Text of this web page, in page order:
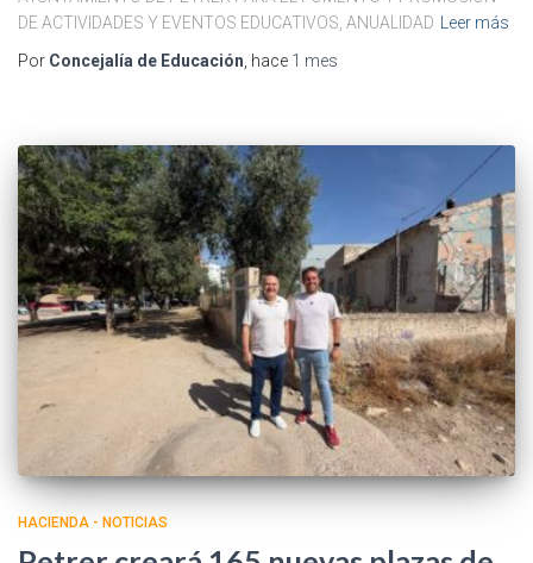
DE ACTIVIDADES Y EVENTOS EDUCATIVOS, ANUALIDAD
Leer más
Por Concejalía de Educación , hace 1 mes
HACIENDA - NOTICIAS